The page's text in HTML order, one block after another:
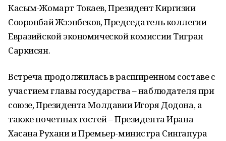
Касым-Жомарт Токаев, Президент Киргизии
Сооронбай Жээнбеков, Председатель коллегии
Евразийской экономической комиссии Тигран
Саркисян.
Встреча продолжилась в расширенном составе с
участием главы государства – наблюдателя при
союзе, Президента Молдавии Игоря Додона, а
также почетных гостей – Президента Ирана
Хасана Рухани и Премьер-министра Сингапура